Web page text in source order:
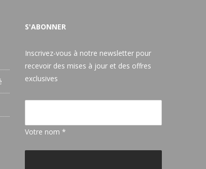
S'ABONNER
Inscrivez-vous à notre newsletter pour
recevoir des mises à jour et des offres
exclusives
Votre nom *